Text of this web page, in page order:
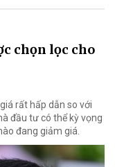
chọn lọc cho
rất hấp dẫn so với
đầu tư có thể kỳ vọng
đang giảm giá.